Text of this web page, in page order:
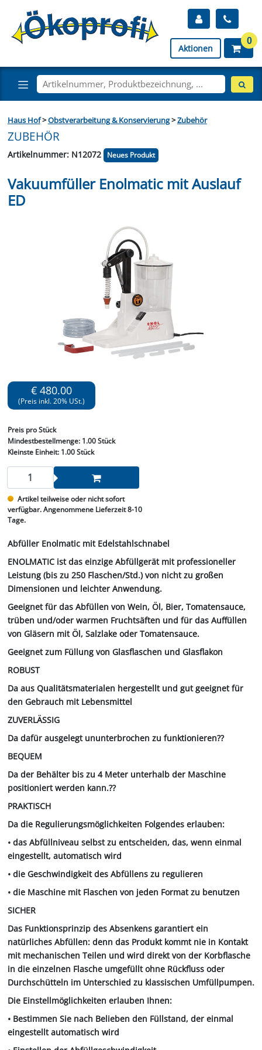
Aktionen
0
Haus Hof>Obstverarbeitung & Konservierung>Zubehör
ZUBEHÖR
Artikelnummer: N12072 Neues Produkt
Vakuumfüller Enolmatic mit Auslauf
ED
€ 480.00
(Preis inkl. 20% USt.)
Preis pro Stück
Mindestbestellmenge: 1.00 Stück
Kleinste Einheit:1.00 Stück
Artikel teilweise oder nicht sofort
verfügbar. Angenommene Lieferzeit 8-10
Tage.
Abfüller Enolmatic mit Edelstahlschnabel
ENOLMATIC ist das einzige Abfüllgerät mit professioneller
Leistung (bis zu 250 Flaschen/Std.) von nicht zu großen
Dimensionen und leichter Anwendung.
Geeignet für das Abfüllen von Wein, Öl, Bier, Tomatensauce,
trüben und/oder warmen Fruchtsäften und für das Auffüllen
von Gläsern mit Öl, Salzlake oder Tomatensauce.
Geeignet zum Füllung von Glasflaschen und Glasflakon
ROBUST
Da aus Qualitätsmaterialen hergestellt und gut geeignet für
den Gebrauch mit Lebensmittel
ZUVERLÄSSIG
Da dafür ausgelegt ununterbrochen zu funktionieren??
BEQUEM
Da der Behälter bis zu 4 Meter unterhalb der Maschine
positioniert werden kann.??
PRAKTISCH
Da die Regulierungsmöglichkeiten Folgendes erlauben:
• das Abfüllniveau selbst zu entscheiden, das, wenn einmal
eingestellt, automatisch wird
• die Geschwindigkeit des Abfüllens zu regulieren
• die Maschine mit Flaschen von jeden Format zu benutzen
SICHER
Das Funktionsprinzip des Absenkens garantiert ein
natürliches Abfüllen: denn das Produkt kommt nie in Kontakt
mit mechanischen Teilen und wird direkt von der Korbflasche
in die einzelnen Flasche umgefüllt ohne Rückfluss oder
Durchschütteln im Unterschied zu klassischen Umfüllpumpen.
Die Einstellmöglichkeiten erlauben Ihnen:
• Bestimmen Sie nach Belieben den Füllstand, der einmal
eingestellt automatisch wird